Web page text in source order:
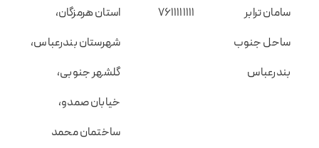
سامان ترابر
ساحل جنوب
بندرعباس
۷۶۱۱۱۱۱۱۱۱
استان هرمزگان،
شهرستان بندرعباس،
گلشهر جنوبی،
خیابان صمدو،
ساختمان محمد